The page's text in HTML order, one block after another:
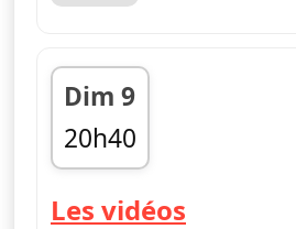
Dim 9
20h40
fin 20h50
Les vidéos